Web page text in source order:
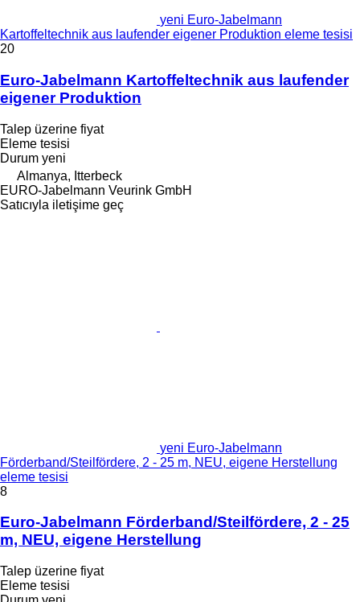
yeni Euro-Jabelmann
Kartoffeltechnik aus laufender eigener Produktion eleme tesisi
20
Euro-Jabelmann Kartoffeltechnik aus laufender
eigener Produktion
Talep üzerine fiyat
Eleme tesisi
Durum yeni
Almanya, Itterbeck
EURO-Jabelmann Veurink GmbH
Satıcıyla iletişime geç
yeni Euro-Jabelmann
Förderband/Steilfördere, 2 - 25 m, NEU, eigene Herstellung
eleme tesisi
8
Euro-Jabelmann Förderband/Steilfördere, 2 - 25
m, NEU, eigene Herstellung
Talep üzerine fiyat
Eleme tesisi